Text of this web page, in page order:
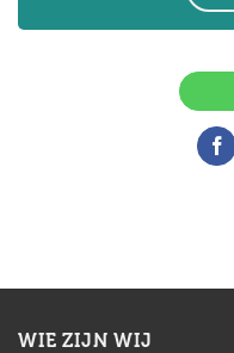
WIE ZIJN WIJ